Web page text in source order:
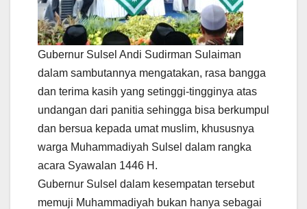
Gubernur Sulsel Andi Sudirman Sulaiman
dalam sambutannya mengatakan, rasa bangga
dan terima kasih yang setinggi-tingginya atas
undangan dari panitia sehingga bisa berkumpul
dan bersua kepada umat muslim, khususnya
warga Muhammadiyah Sulsel dalam rangka
acara Syawalan 1446 H.
Gubernur Sulsel dalam kesempatan tersebut
memuji Muhammadiyah bukan hanya sebagai